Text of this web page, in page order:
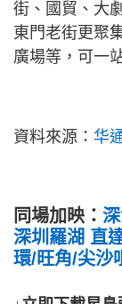
街、國貿、大
東門老街更聚
廣場等，可一
資料來源： 华
同場加映：
深圳羅湖 直
環/旺角/尖沙